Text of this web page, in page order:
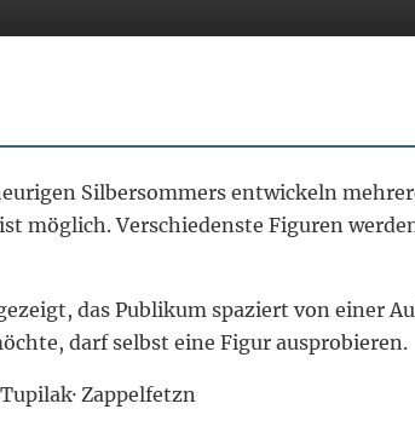
Silbersommers entwickeln
möglich. Verschiedenste Figuren
das Publikum spaziert von einer
darf selbst eine Figur ausprobieren.
Tupilak· Zappelfetzn